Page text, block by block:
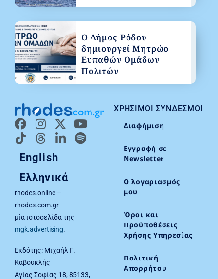
English
Ελληνικά
rhodes.online –
rhodes.com.gr
μία ιστοσελίδα της
mgk.advertising.
Εκδότης: Μιχαήλ Γ.
Καβουκλής
Αγίας Σοφίας 18, 85133,
ΧΡΉΣΙΜΟΙ ΣΎΝΔΕΣΜΟΙ
Διαφήμιση
Εγγραφή σε
Newsletter
Ο λογαριασμός
μου
Όροι και
Προϋποθέσεις
Χρήσης Υπηρεσίας
Πολιτική
Απορρήτου
Ο Δήμος Ρόδου
δημιουργεί Μητρώο
Ευπαθών Ομάδων
Πολιτών